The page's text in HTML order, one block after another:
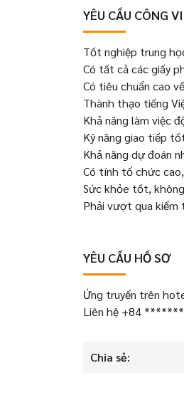
YÊU CẦU CÔNG
Tốt nghiệp trung
Có tất cả các giấy
Có tiêu chuẩn cao
Thành thạo tiếng
Khả năng làm việc
Kỹ năng giao tiếp
Khả năng dự đoán
Có tính tổ chức
Sức khỏe tốt,
Phải vượt qua kiểm
YÊU CẦU HỒ SƠ
Ứng truyển trên
Liên hệ +84
Chia sẻ: